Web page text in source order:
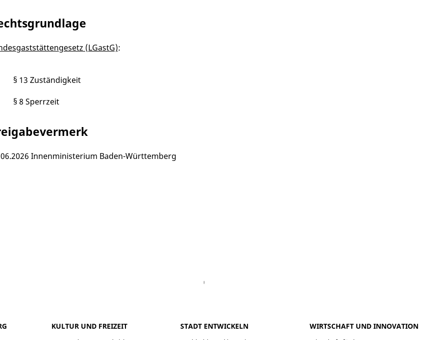
(LGastG):
§ 13 Zuständigkeit
§ 8 Sperrzeit
Innenministerium Baden-Württemberg
LinkedIn
KULTUR UND FREIZEIT STADT ENTWICKELN WIRTSCHAFT UND INNOVATION